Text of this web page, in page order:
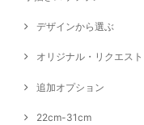
デザインから選ぶ
オリジナル・リクエスト
追加オプション
22cm-31cm